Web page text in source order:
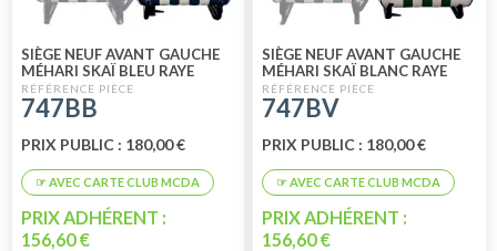
SIÈGE NEUF AVANT GAUCHE
MÉHARI SKAÏ BLEU RAYE
BLANC
747BB
PRIX PUBLIC : 180,00 €
PRIX ADHÉRENT :
156,60 €
SIÈGE NEUF AVANT GAUCHE
MÉHARI SKAÏ BLANC RAYE
VERT
747BV
PRIX PUBLIC : 180,00 €
PRIX ADHÉRENT :
156,60 €